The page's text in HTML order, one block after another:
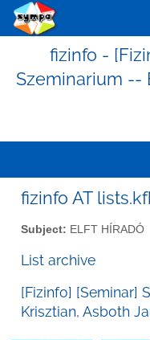
fizinfo -
Szeminarium --
fizinfo AT
Subject: ELFT HÍRADÓ
List archive
[Fizinfo] [Seminar]
Krisztian, Asboth